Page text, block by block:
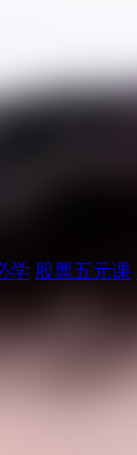
学 股票五元课